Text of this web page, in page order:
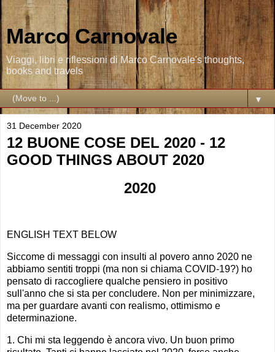
Marco Carnovale
Viaggi, libri e riflessioni di Marco Carnovale's thoughts,
books and travels
▼
31 December 2020
12 BUONE COSE DEL 2020 - 12
GOOD THINGS ABOUT 2020
2020
ENGLISH TEXT BELOW
Siccome di messaggi con insulti al povero anno 2020 ne
abbiamo sentiti troppi (ma non si chiama COVID-19?) ho
pensato di raccogliere qualche pensiero in positivo
sull'anno che si sta per concludere. Non per minimizzare,
ma per guardare avanti con realismo, ottimismo e
determinazione.
1. Chi mi sta leggendo è ancora vivo. Un buon primo